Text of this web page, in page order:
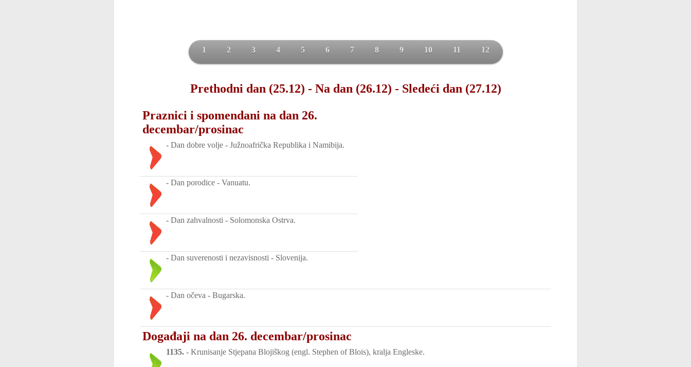
1 2 3 4 5 6 7 8 9 10 11 12
Prethodni dan (25.12) - Na dan (26.12) - Sledeći dan (27.12)
Praznici i spomendani na dan 26.
decembar/prosinac
- Dan dobre volje - Južnoafrička Republika i Namibija.
- Dan porodice - Vanuatu.
- Dan zahvalnosti - Solomonska Ostrva.
- Dan suverenosti i nezavisnosti - Slovenija.
- Dan očeva - Bugarska.
Događaji na dan 26. decembar/prosinac
1135. - Krunisanje Stjepana Blojiškog (engl. Stephen of Blois), kralja Engleske.